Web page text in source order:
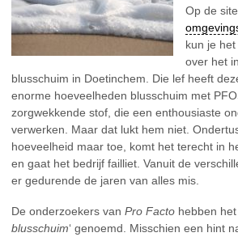
Op de
kun je
over het
blusschuim in Doetinchem. Die lef heeft
enorme hoeveelheden blusschuim met
zorgwekkende stof, die een enthousiaste
verwerken. Maar dat lukt hem niet.
hoeveelheid maar toe, komt het terecht in
en gaat het bedrijf failliet. Vanuit de
er gedurende de jaren van alles mis.
De onderzoekers van Pro Facto hebben het
blusschuim‘ genoemd. Misschien een hint